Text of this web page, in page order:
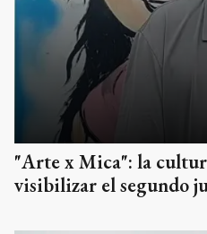
"Arte x Mica": la
visibilizar el segundo